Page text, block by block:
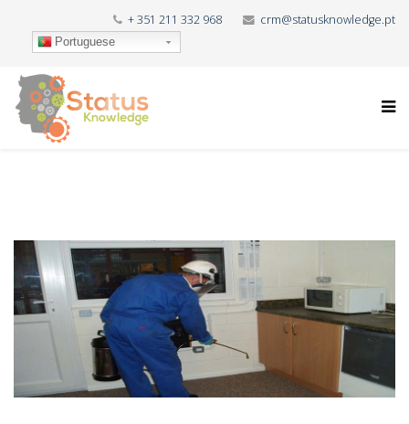
+ 351 211 332 968 crm@statusknowledge.pt
Portuguese